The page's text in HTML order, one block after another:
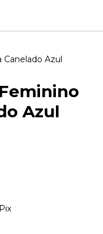
Azul
Azul